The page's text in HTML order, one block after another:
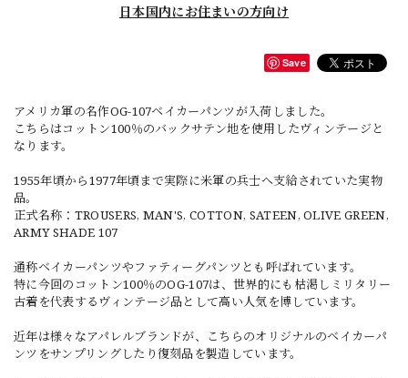
日本国内にお住まいの方向け
Save
アメリカ軍の名作OG-107ベイカーパンツが入荷しました。
こちらはコットン100％のバックサテン地を使用したヴィンテージと
なります。
1955年頃から1977年頃まで実際に米軍の兵士へ支給されていた実物
品。
正式名称：TROUSERS, MAN'S, COTTON, SATEEN, OLIVE GREEN,
ARMY SHADE 107
通称ベイカーパンツやファティーグパンツとも呼ばれています。
特に今回のコットン100％のOG-107は、世界的にも枯渇しミリタリー
古着を代表するヴィンテージ品として高い人気を博しています。
近年は様々なアパレルブランドが、こちらのオリジナルのベイカーパ
ンツをサンプリングしたり復刻品を製造しています。